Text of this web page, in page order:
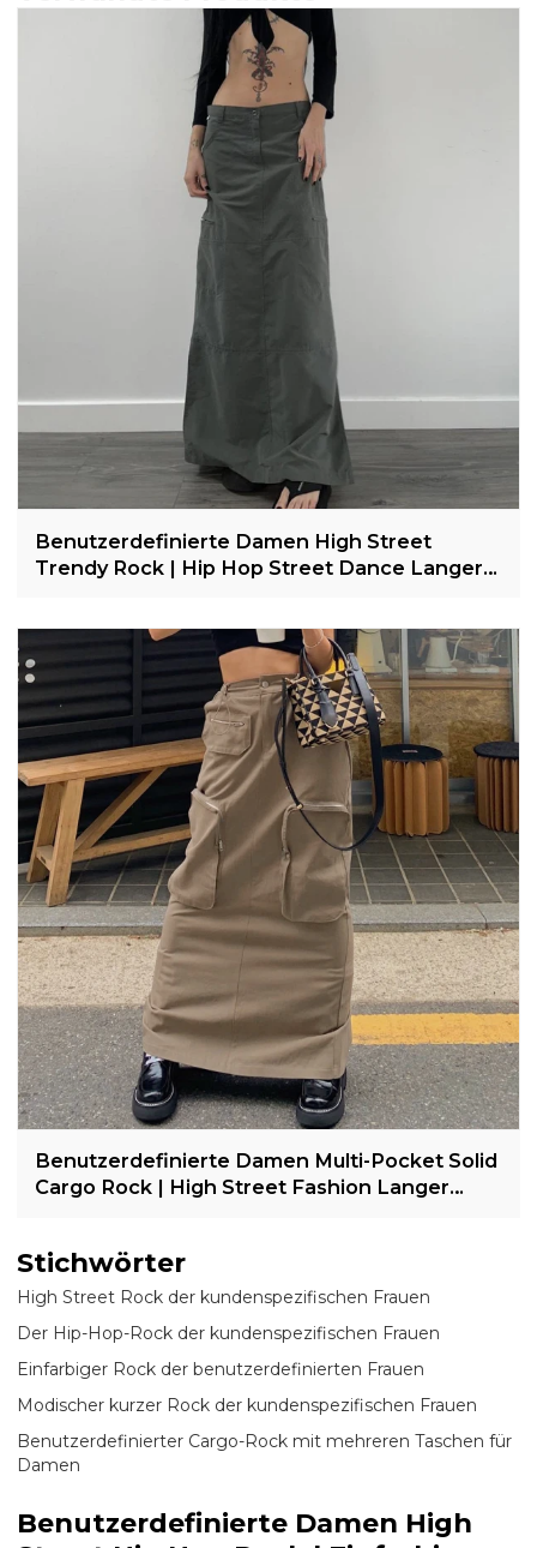
Benutzerdefinierte Damen High Street
Trendy Rock | Hip Hop Street Dance Langer
Benutzerdefinierte Damen Multi-Pocket Solid
Cargo Rock | High Street Fashion Langer
Stichwörter
High Street Rock der kundenspezifischen Frauen
Der Hip-Hop-Rock der kundenspezifischen Frauen
Einfarbiger Rock der benutzerdefinierten Frauen
Modischer kurzer Rock der kundenspezifischen Frauen
Benutzerdefinierter Cargo-Rock mit mehreren Taschen für
Damen
Benutzerdefinierte Damen High